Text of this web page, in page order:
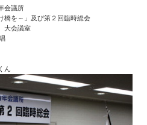
会議所
橋を～」及び第２回臨時総会
所 ４階 大会議室
和
ん